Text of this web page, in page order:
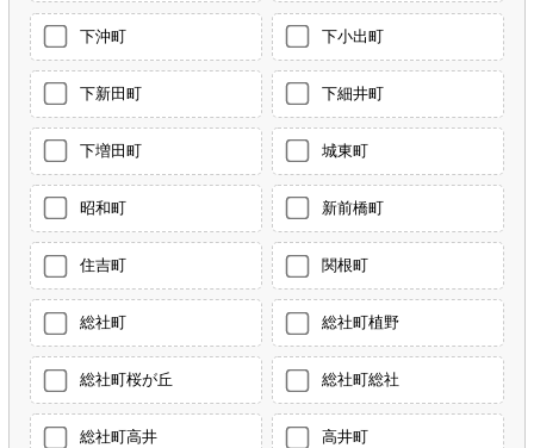
下沖町 下小出町
下新田町 下細井町
下増田町 城東町
昭和町 新前橋町
住吉町 関根町
総社町 総社町植野
総社町桜が丘 総社町総社
総社町高井 高井町